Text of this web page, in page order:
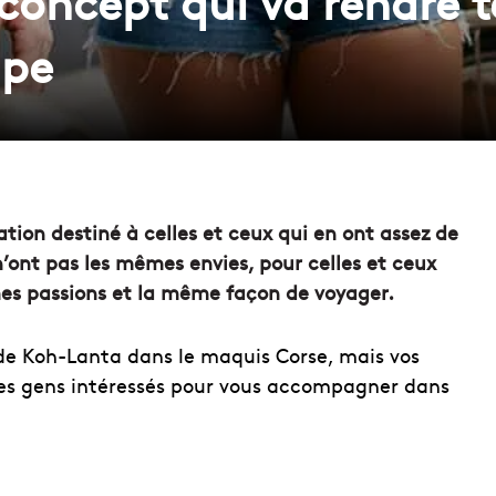
destiné à celles et ceux qui en ont assez de
pas les mêmes envies, pour celles et ceux
passions et la même façon de voyager.
Koh-Lanta dans le maquis Corse, mais vos
gens intéressés pour vous accompagner dans